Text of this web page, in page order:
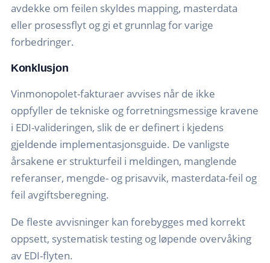
avdekke om feilen skyldes mapping, masterdata
eller prosessflyt og gi et grunnlag for varige
forbedringer.
Konklusjon
Vinmonopolet-fakturaer avvises når de ikke
oppfyller de tekniske og forretningsmessige kravene
i EDI-valideringen, slik de er definert i kjedens
gjeldende implementasjonsguide. De vanligste
årsakene er strukturfeil i meldingen, manglende
referanser, mengde- og prisavvik, masterdata-feil og
feil avgiftsberegning.
De fleste avvisninger kan forebygges med korrekt
oppsett, systematisk testing og løpende overvåking
av EDI-flyten.